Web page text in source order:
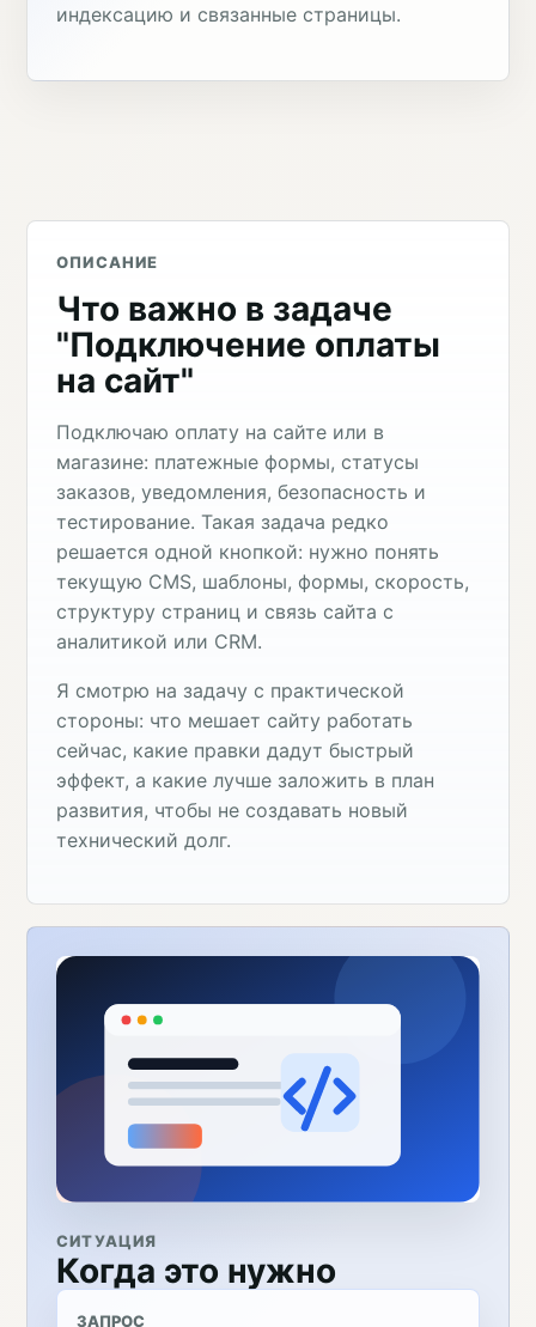
индексацию и связанные страницы.
ОПИСАНИЕ
Что важно в задаче
"Подключение оплаты
на сайт"
Подключаю оплату на сайте или в
магазине: платежные формы, статусы
заказов, уведомления, безопасность и
тестирование. Такая задача редко
решается одной кнопкой: нужно понять
текущую CMS, шаблоны, формы, скорость,
структуру страниц и связь сайта с
аналитикой или CRM.
Я смотрю на задачу с практической
стороны: что мешает сайту работать
сейчас, какие правки дадут быстрый
эффект, а какие лучше заложить в план
развития, чтобы не создавать новый
технический долг.
СИТУАЦИЯ
Когда это нужно
ЗАПРОС